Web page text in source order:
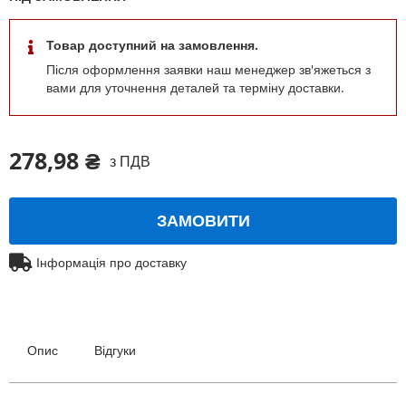
278,98 ₴ з ПДВ
Товар доступний на замовлення.
Після оформлення заявки наш менеджер зв'яжеться з
вами для уточнення деталей та терміну доставки.
ЗАМОВИТИ
Інформація про доставку
Опис Відгуки